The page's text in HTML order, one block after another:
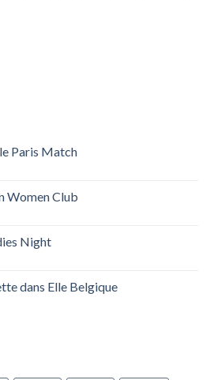
Paris Match
Women Club
Night
dans Elle Belgique